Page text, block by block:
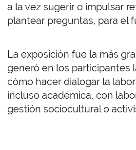
a la vez sugerir o impulsar
plantear preguntas, para el
La exposición fue la más
generó en los participantes
cómo hacer dialogar la
incluso académica, con
gestión sociocultural o